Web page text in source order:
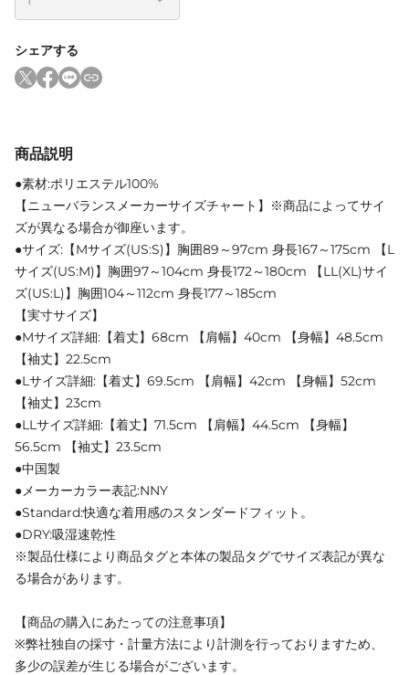
シェアする
商品説明
●素材:ポリエステル100%
【ニューバランスメーカーサイズチャート】※商品によってサイ
ズが異なる場合が御座います。
●サイズ:【Mサイズ(US:S)】胸囲89～97cm 身長167～175cm 【L
サイズ(US:M)】胸囲97～104cm 身長172～180cm 【LL(XL)サイ
ズ(US:L)】胸囲104～112cm 身長177～185cm
【実寸サイズ】
●Mサイズ詳細:【着丈】68cm 【肩幅】40cm 【身幅】48.5cm
【袖丈】22.5cm
●Lサイズ詳細:【着丈】69.5cm 【肩幅】42cm 【身幅】52cm
【袖丈】23cm
●LLサイズ詳細:【着丈】71.5cm 【肩幅】44.5cm 【身幅】
56.5cm 【袖丈】23.5cm
●中国製
●メーカーカラー表記:NNY
●Standard:快適な着用感のスタンダードフィット。
●DRY:吸湿速乾性
※製品仕様により商品タグと本体の製品タグでサイズ表記が異な
る場合があります。
【商品の購入にあたっての注意事項】
※弊社独自の採寸・計量方法により計測を行っておりますため、
多少の誤差が生じる場合がございます。